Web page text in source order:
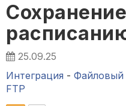
25.09.25
Интеграция - Файловый
FTP